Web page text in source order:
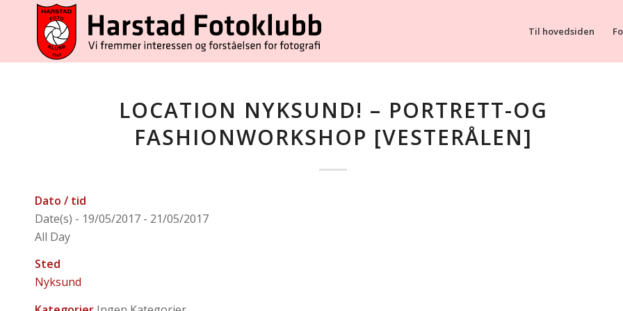
Til hovedsiden
LOCATION NYKSUND! – PORTRETT-OG
FASHIONWORKSHOP [VESTERÅLEN]
Dato / tid
Date(s) - 19/05/2017 - 21/05/2017
All Day
Sted
Nyksund